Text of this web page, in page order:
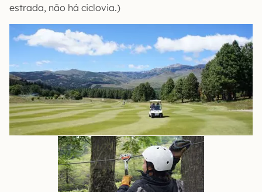
estrada, não há ciclovia.)